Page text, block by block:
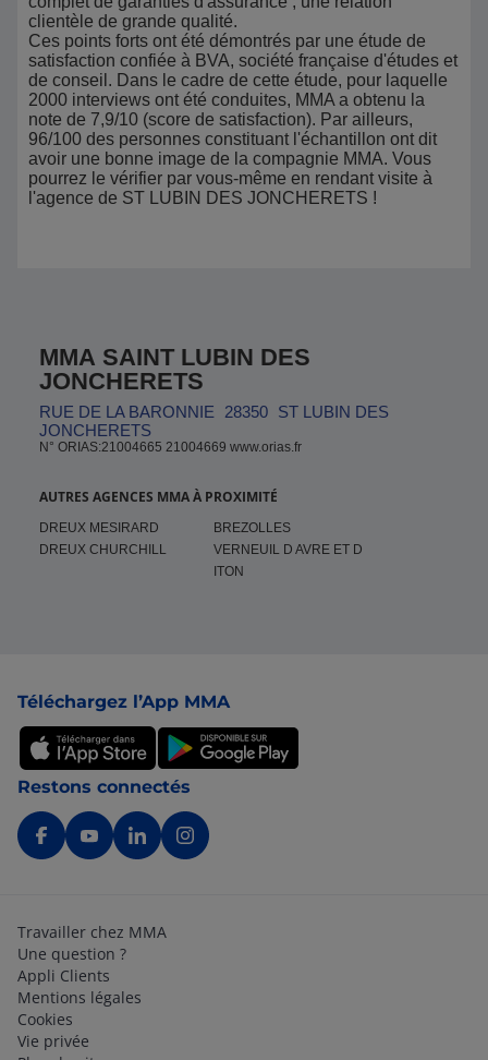
clientèle de grande qualité.
Ces points forts ont été démontrés par une étude de
satisfaction confiée à BVA, société française d'études et
de conseil. Dans le cadre de cette étude, pour laquelle
2000 interviews ont été conduites, MMA a obtenu la
note de 7,9/10 (score de satisfaction). Par ailleurs,
96/100 des personnes constituant l'échantillon ont dit
avoir une bonne image de la compagnie MMA. Vous
pourrez le vérifier par vous-même en rendant visite à
l'agence de ST LUBIN DES JONCHERETS !
MMA SAINT LUBIN DES
JONCHERETS
RUE DE LA BARONNIE 28350 ST LUBIN DES
JONCHERETS
N° ORIAS:21004665 21004669 www.orias.fr
AUTRES AGENCES MMA À PROXIMITÉ
DREUX MESIRARD
BREZOLLES
DREUX CHURCHILL
VERNEUIL D AVRE ET D
ITON
Téléchargez l’App MMA
Restons connectés
Travailler chez MMA
Une question ?
Appli Clients
Mentions légales
Cookies
Vie privée